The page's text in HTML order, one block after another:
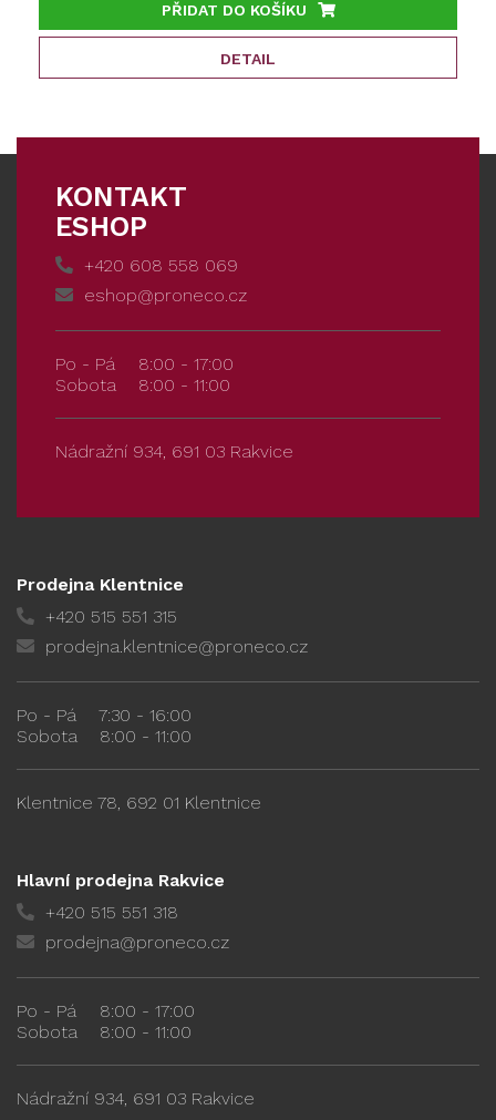
PŘIDAT DO KOŠÍKU
DETAIL
KONTAKT
ESHOP
+420 608 558 069
eshop@proneco.cz
Po - Pá
8:00 - 17:00
Sobota
8:00 - 11:00
Nádražní 934, 691 03 Rakvice
Prodejna Klentnice
+420 515 551 315
prodejna.klentnice@proneco.cz
Po - Pá
7:30 - 16:00
Sobota
8:00 - 11:00
Klentnice 78, 692 01 Klentnice
Hlavní prodejna Rakvice
+420 515 551 318
prodejna@proneco.cz
Po - Pá
8:00 - 17:00
Sobota
8:00 - 11:00
Nádražní 934, 691 03 Rakvice